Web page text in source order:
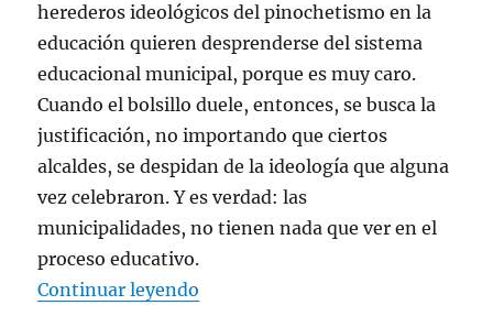
herederos ideológicos del pinochetismo en la
educación quieren desprenderse del sistema
educacional municipal, porque es muy caro.
Cuando el bolsillo duele, entonces, se busca la
justificación, no importando que ciertos
alcaldes, se despidan de la ideología que alguna
vez celebraron. Y es verdad: las
municipalidades, no tienen nada que ver en el
proceso educativo.
Continuar leyendo